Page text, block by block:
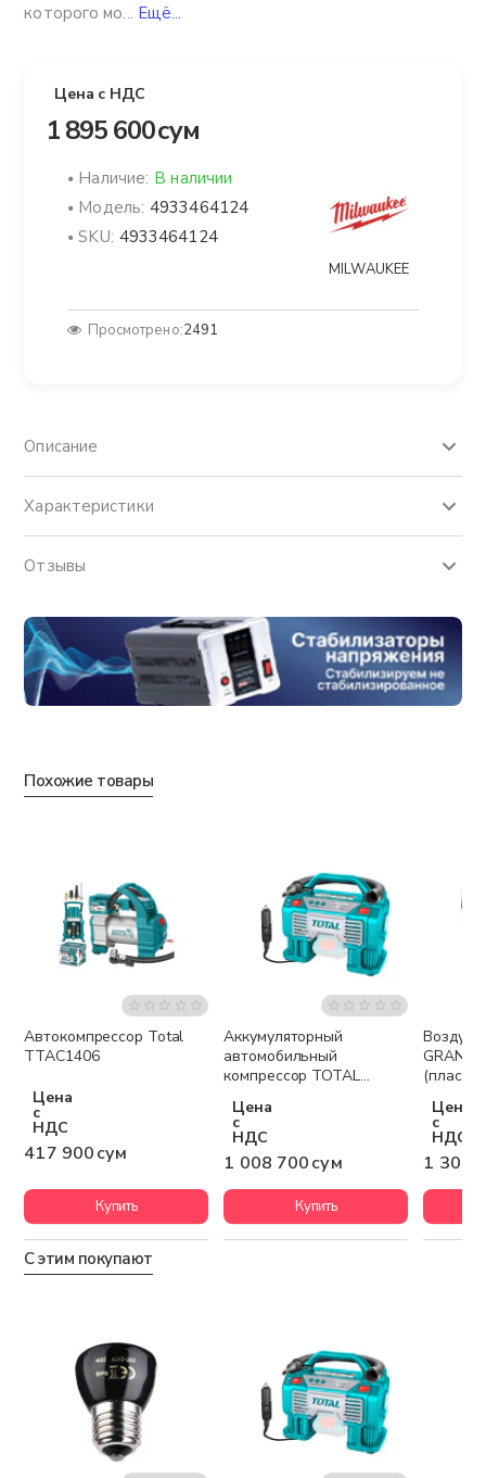
которого мо... Ещё...
Цена с НДС
1 895 600 сум
Наличие: В наличии
Модель: 4933464124
SKU: 4933464124
MILWAUKEE
Просмотрено:2491
Описание
Характеристики
Отзывы
Похожие товары
Автокомпрессор Total
TTAC1406
Цена
с
НДС
417 900 сум
Купить
Аккумуляторный
автомобильный
компрессор TOTAL
Цена
с
НДС
1 008 700 сум
Купить
Цена
с
НДС
1 309
С этим покупают